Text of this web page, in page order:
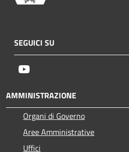
SEGUICI SU
AMMINISTRAZIONE
Organi di Governo
Aree Amministrative
Uffici